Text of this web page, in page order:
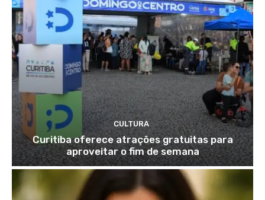
CULTURA
Curitiba oferece atrações gratuitas para
aproveitar o fim de semana